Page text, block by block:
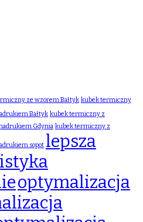
ze wzorem Bałtyk kubek termiczny
Bałtyk kubek termiczny z
Gdynia kubek termiczny z
sopot lepsza
optymalizacja